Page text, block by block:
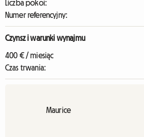
Liczba pokoi:
Numer referencyjny:
Czynsz i warunki wynajmu
400 € / miesiąc
Czas trwania:
Maurice